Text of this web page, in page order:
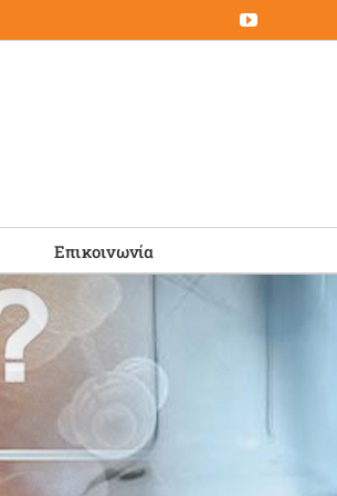
YouTube
Επικοινωνία